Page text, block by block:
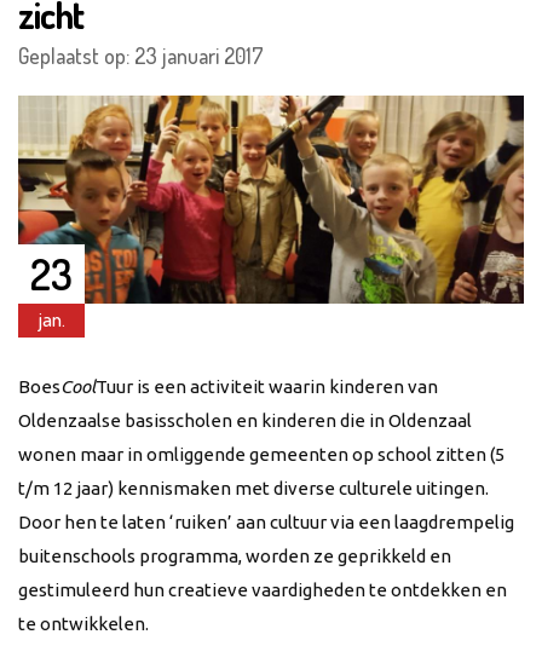
zicht
Geplaatst op: 23 januari 2017
23
jan.
BoesCoolTuur is een activiteit waarin kinderen van
Oldenzaalse basisscholen en kinderen die in Oldenzaal
wonen maar in omliggende gemeenten op school zitten (5
t/m 12 jaar) kennismaken met diverse culturele uitingen.
Door hen te laten ‘ruiken’ aan cultuur via een laagdrempelig
buitenschools programma, worden ze geprikkeld en
gestimuleerd hun creatieve vaardigheden te ontdekken en
te ontwikkelen.